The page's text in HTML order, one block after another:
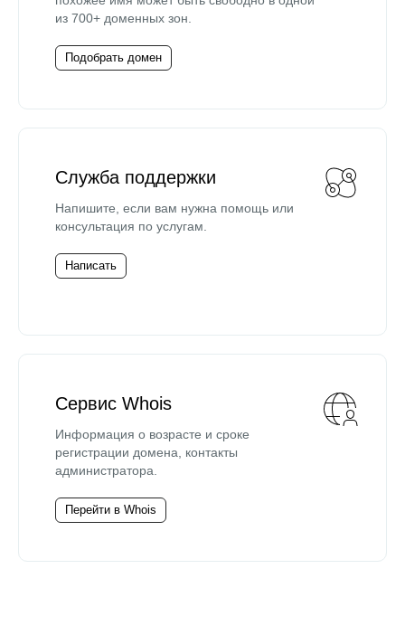
из 700+ доменных зон.
Подобрать домен
Служба поддержки
Напишите, если вам нужна помощь или
консультация по услугам.
Написать
Сервис Whois
Информация о возрасте и сроке
регистрации домена, контакты
администратора.
Перейти в Whois